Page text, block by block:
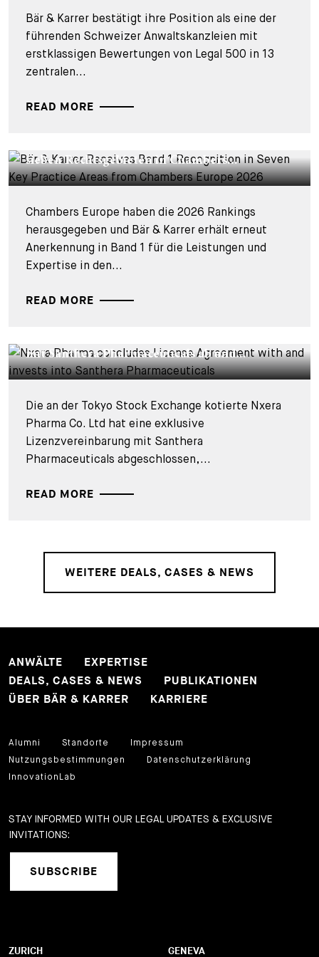
Bär & Karrer bestätigt ihre Position als eine der
führenden Schweizer Anwaltskanzleien mit
erstklassigen Bewertungen von Legal 500 in 13
zentralen...
READ MORE
sieben Rechtsgebieten in Chambers...
Chambers Europe haben die 2026 Rankings
herausgegeben und Bär & Karrer erhält erneut
Anerkennung in Band 1 für die Leistungen und
Expertise in den...
READ MORE
mit Santhera Pharmaceuticals ab und...
Die an der Tokyo Stock Exchange kotierte Nxera
Pharma Co. Ltd hat eine exklusive
Lizenzvereinbarung mit Santhera
Pharmaceuticals abgeschlossen,...
READ MORE
WEITERE DEALS, CASES & NEWS
ANWÄLTE
EXPERTISE
DEALS, CASES & NEWS
PUBLIKATIONEN
ÜBER BÄR & KARRER
KARRIERE
Alumni Standorte
Impressum
Nutzungsbestimmungen
Datenschutzerklärung
InnovationLab
STAY INFORMED WITH OUR LEGAL UPDATES & EXCLUSIVE
INVITATIONS:
SUBSCRIBE
ZURICH GENEVA